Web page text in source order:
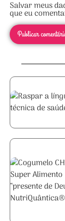
Salvar meus
que eu